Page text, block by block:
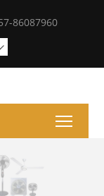
86087960